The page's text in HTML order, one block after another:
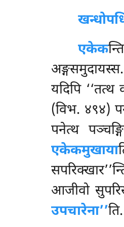
एकेक
यदिपि
(विभ. ४९४)
पनेत्थ
एकेकमुखाया
आजीवो
उपचारेना’’ति.